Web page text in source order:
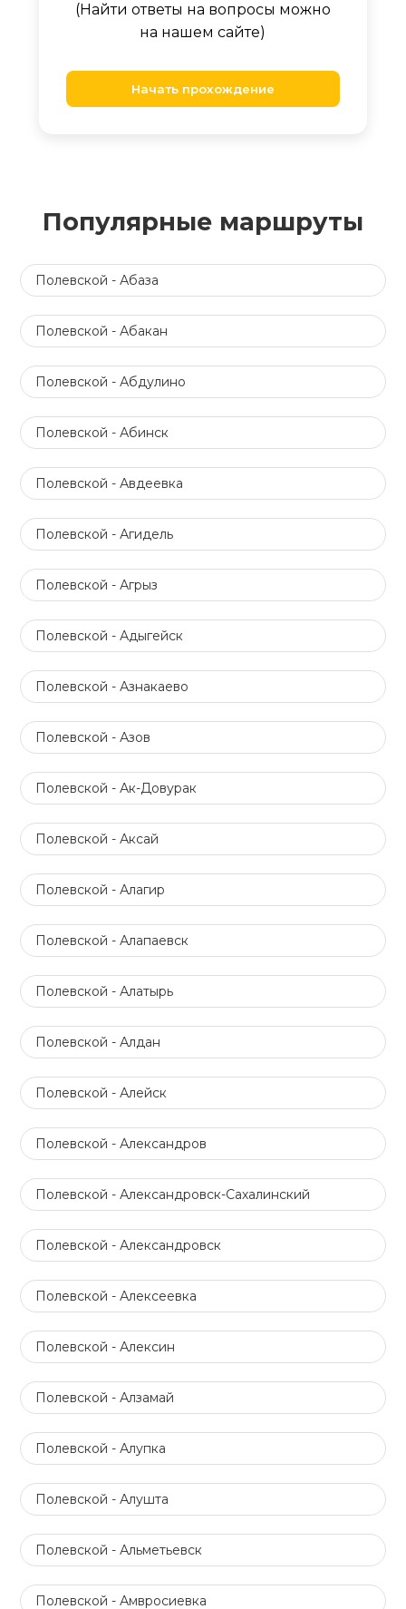
(Найти ответы на вопросы можно
на нашем сайте)
Начать прохождение
Популярные маршруты
Полевской - Абаза
Полевской - Абакан
Полевской - Абдулино
Полевской - Абинск
Полевской - Авдеевка
Полевской - Агидель
Полевской - Агрыз
Полевской - Адыгейск
Полевской - Азнакаево
Полевской - Азов
Полевской - Ак-Довурак
Полевской - Аксай
Полевской - Алагир
Полевской - Алапаевск
Полевской - Алатырь
Полевской - Алдан
Полевской - Алейск
Полевской - Александров
Полевской - Александровск-Сахалинский
Полевской - Александровск
Полевской - Алексеевка
Полевской - Алексин
Полевской - Алзамай
Полевской - Алупка
Полевской - Алушта
Полевской - Альметьевск
Полевской - Амвросиевка